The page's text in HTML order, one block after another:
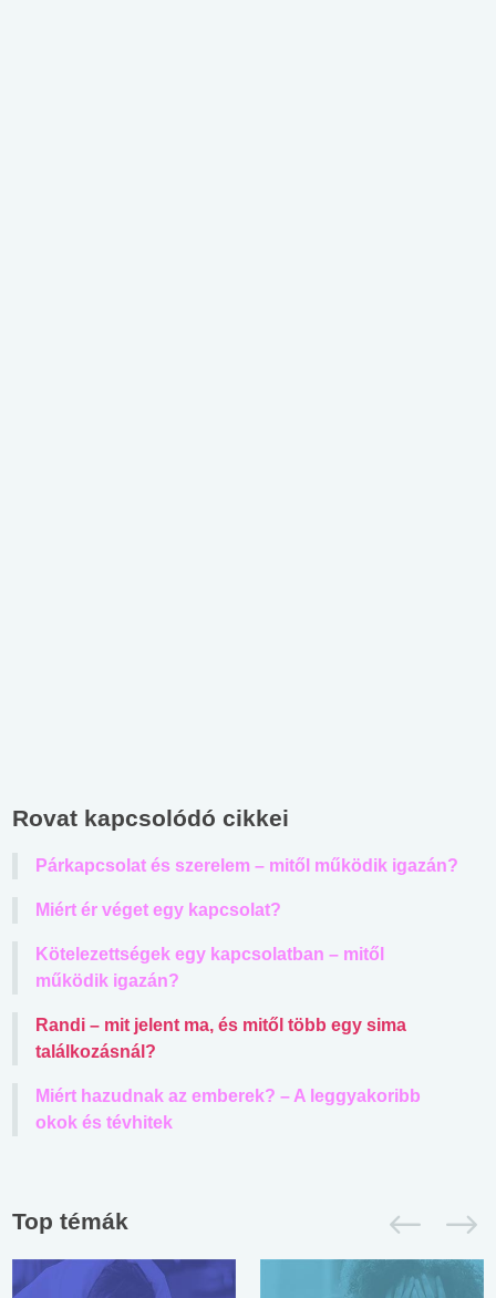
Rovat kapcsolódó cikkei
Párkapcsolat és szerelem – mitől működik igazán?
Miért ér véget egy kapcsolat?
Kötelezettségek egy kapcsolatban – mitől
működik igazán?
Randi – mit jelent ma, és mitől több egy sima
találkozásnál?
Miért hazudnak az emberek? – A leggyakoribb
okok és tévhitek
Top témák